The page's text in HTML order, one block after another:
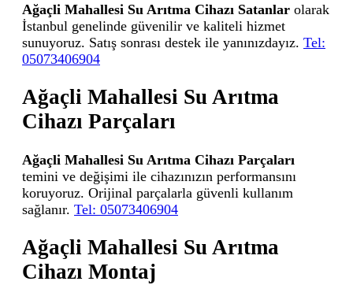
Ağaçli Mahallesi Su Arıtma Cihazı Satanlar olarak
İstanbul genelinde güvenilir ve kaliteli hizmet
sunuyoruz. Satış sonrası destek ile yanınızdayız. Tel:
05073406904
Ağaçli Mahallesi Su Arıtma
Cihazı Parçaları
Ağaçli Mahallesi Su Arıtma Cihazı Parçaları
temini ve değişimi ile cihazınızın performansını
koruyoruz. Orijinal parçalarla güvenli kullanım
sağlanır. Tel: 05073406904
Ağaçli Mahallesi Su Arıtma
Cihazı Montaj